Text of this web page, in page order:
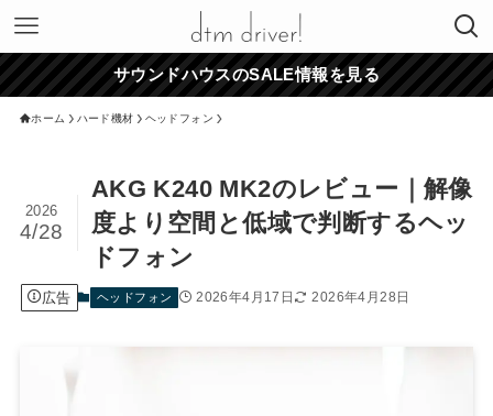
サウンドハウスのSALE情報を見る
ホーム ハード機材 ヘッドフォン
AKG K240 MK2のレビュー｜解像
度より空間と低域で判断するヘッ
ドフォン
2026
4/28
広告 ヘッドフォン 2026年4月17日 2026年4月28日